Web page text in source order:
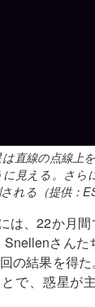
直線の点線
見える。さ
れる（提供：
は、22か月
さん
の結果を得
で、惑星が